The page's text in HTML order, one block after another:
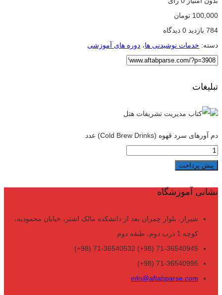
100,000 تومان
784 بازدید
دسته: خدمات نوشیدنی ها، دوره های آموزشی
تبلیغات
دم آورهای سرد قهوه (Cold Brew Drinks) عدد
پیش پرداخت
نشانی آموزشگاه
شیراز، بلوار چمران بعد از دانشکده مالک اشتر، خیابان محمودیه،
کوچه 1 درب دوم، طبقه دوم
71-36540945 (98+) 71-36540532 (98+)
71-36540995 (98+)
info@aftabparse.com